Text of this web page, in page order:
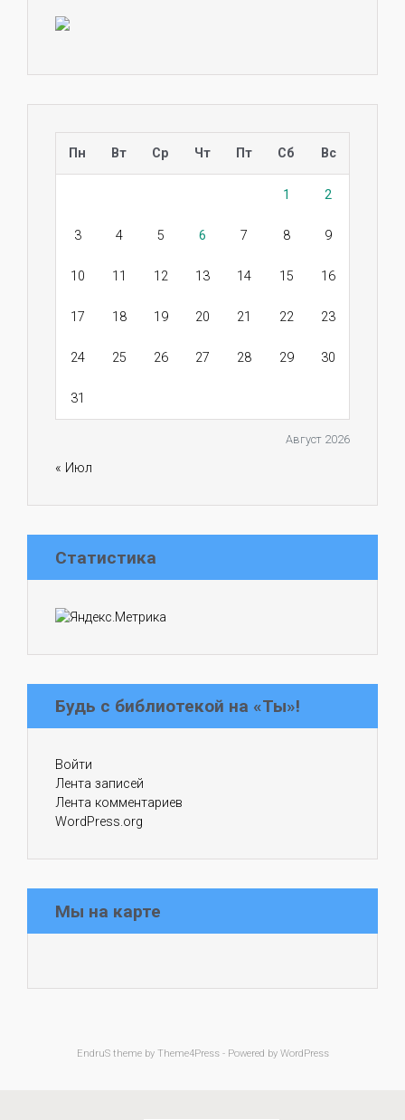
Август 2026
Пн Вт Ср Чт Пт Сб Вс
1 2
3 4 5 6 7 8 9
10 11 12 13 14 15 16
17 18 19 20 21 22 23
24 25 26 27 28 29 30
31
« Июл
Статистика
Будь с библиотекой на «Ты»!
Войти
Лента записей
Лента комментариев
WordPress.org
Мы на карте
EndruStheme by Theme4Press - Powered by WordPress